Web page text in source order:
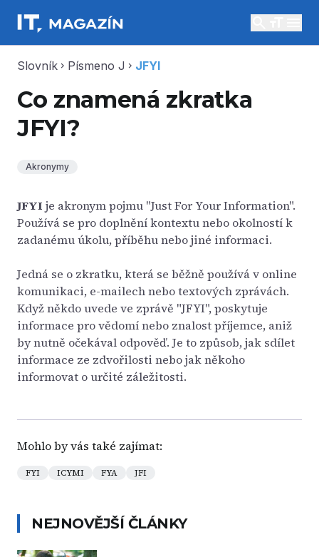
Slovník chevron_right Písmeno J chevron_right JFYI
Co znamená zkratka
JFYI?
Akronymy
JFYI je akronym pojmu "Just For Your Information".
Používá se pro doplnění kontextu nebo okolností k
zadanému úkolu, příběhu nebo jiné informaci.
Jedná se o zkratku, která se běžně používá v online
komunikaci, e-mailech nebo textových zprávách.
Když někdo uvede ve zprávě "JFYI", poskytuje
informace pro vědomí nebo znalost příjemce, aniž
by nutně očekával odpověď. Je to způsob, jak sdílet
informace ze zdvořilosti nebo jak někoho
informovat o určité záležitosti.
Mohlo by vás také zajímat:
FYI ICYMI FYA JFI
NEJNOVĚJŠÍ ČLÁNKY